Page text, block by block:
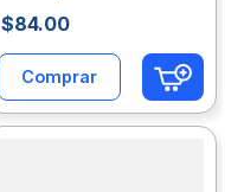
04Res3Duau
$84.00
Comprar